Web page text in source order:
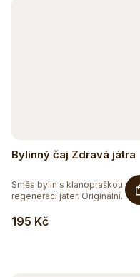
Bylinný čaj Zdravá játra
195 Kč
Směs bylin s klanopraškou pro
regeneraci jater. Originální...
Těžko po jídle?